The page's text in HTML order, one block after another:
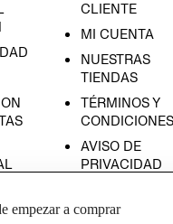
CLIENTE
MI CUENTA
NUESTRAS
TIENDAS
TÉRMINOS Y
CONDICIONES
AVISO DE
PRIVACIDAD
AVISO DE
empezar a comprar